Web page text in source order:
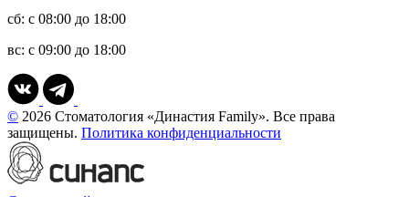
сб: с 08:00 до 18:00
вс: с 09:00 до 18:00
© 2026 Стоматология «Династия Family». Все права
защищены. Политика конфиденциальности